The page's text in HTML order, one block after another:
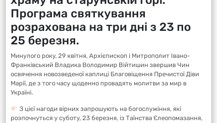
Програма святкування
розрахована на три дні з 23 по
25 березня.
Минулого року, 29 квітня, Архієпископ і Митрополит Івано-
Франківський Владика Володимир Війтишин звершив Чин
освячення новозведеної каплиці Благовіщення Пречистої Діви
Марії, де з того часу щоденно провадять молитви за мир в
Україні.
З цієї нагоди вірних запрошують на богослужіння, які
розпочнуться у суботу, 23 березня, із Таїнства Єлеопомазання,